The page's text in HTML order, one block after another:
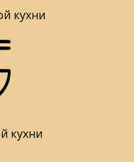
кухни
кухни